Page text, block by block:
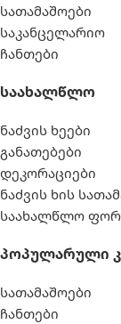
სათამაშოები
საკანცელარიო
ჩანთები
Საახალწლო
ნაძვის ხეები
განათებები
დეკორაციები
ნაძვის ხის
საახალწლო
Პოპულარული
სათამაშოები
ჩანთები